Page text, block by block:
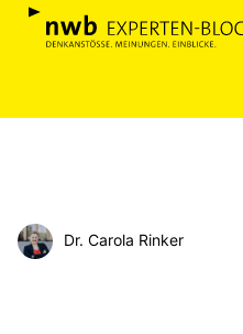
Dr. Carola Rinker